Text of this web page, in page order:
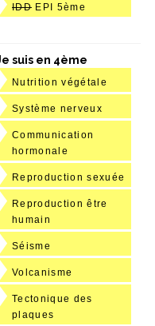
IDD EPI 5ème
suis en 4ème
Nutrition végétale
Système nerveux
Communication
hormonale
Reproduction sexuée
Reproduction être
humain
Séisme
Volcanisme
Tectonique des
plaques